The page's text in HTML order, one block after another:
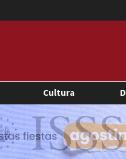
Cultura